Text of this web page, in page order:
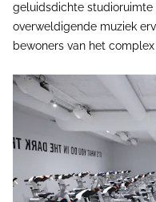
geluidsdichte studioruimte
overweldigende muziek
bewoners van het